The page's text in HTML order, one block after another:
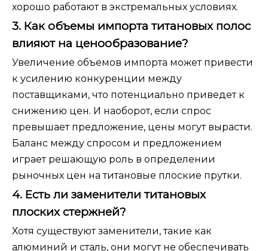
хорошо работают в экстремальных условиях.
3. Как объемы импорта титановых полос
влияют на ценообразование?
Увеличение объемов импорта может привести
к усилению конкуренции между
поставщиками, что потенциально приведет к
снижению цен. И наоборот, если спрос
превышает предложение, цены могут вырасти.
Баланс между спросом и предложением
играет решающую роль в определении
рыночных цен на титановые плоские прутки.
4. Есть ли заменители титановых
плоских стержней?
Хотя существуют заменители, такие как
алюминий и сталь, они могут не обеспечивать